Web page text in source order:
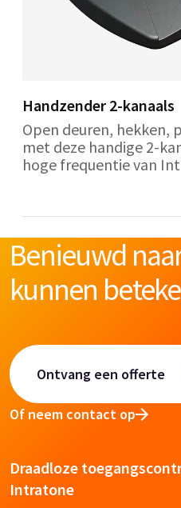
Handzender 2-kanaals
Open deuren, hekken,
met deze handige 2-
hoge frequentie van
Benieuwd
kunnen
Ontvang een offerte
Of neem contact op
Draadloze
Intratone